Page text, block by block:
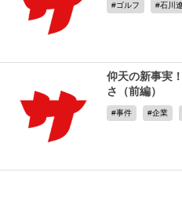
ゴルフ 石川遼
仰天の新事実
さ（前編）
事件 企業